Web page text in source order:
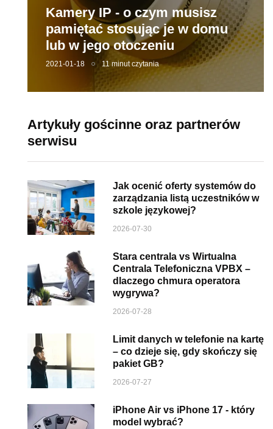
Kamery IP - o czym musisz
pamiętać stosując je w domu
lub w jego otoczeniu
2021-01-18 11 minut czytania
Artykuły gościnne oraz partnerów
serwisu
Jak ocenić oferty systemów do
zarządzania listą uczestników w
szkole językowej?
2026-07-30
Stara centrala vs Wirtualna
Centrala Telefoniczna VPBX –
dlaczego chmura operatora
wygrywa?
2026-07-28
Limit danych w telefonie na kartę
– co dzieje się, gdy skończy się
pakiet GB?
2026-07-27
iPhone Air vs iPhone 17 - który
model wybrać?